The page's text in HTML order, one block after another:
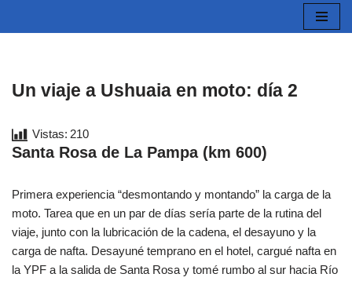
Un viaje a Ushuaia en moto: día 2
Vistas: 210
Santa Rosa de La Pampa (km 600)
Primera experiencia “desmontando y montando” la carga de la
moto. Tarea que en un par de días sería parte de la rutina del
viaje, junto con la lubricación de la cadena, el desayuno y la
carga de nafta. Desayuné temprano en el hotel, cargué nafta en
la YPF a la salida de Santa Rosa y tomé rumbo al sur hacia Río